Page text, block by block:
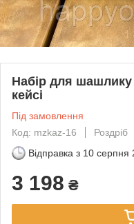
Набір для
кейсі
Під замовлення
Код: mzkaz-16
Роздріб
Відправка з 10 серпня
3 198 ₴